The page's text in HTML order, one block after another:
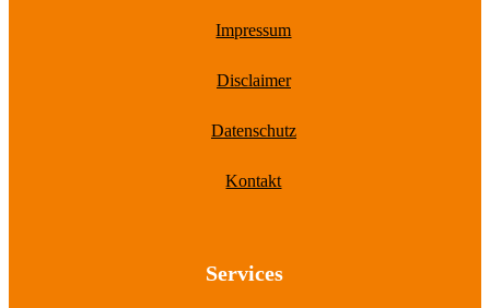
Impressum
Disclaimer
Datenschutz
Kontakt
Services